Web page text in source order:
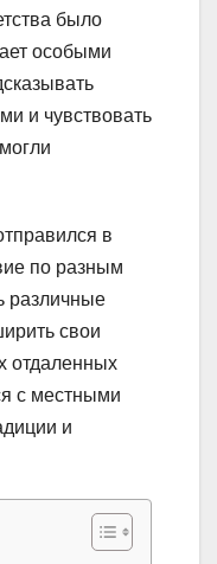
было
особыми
и чувствовать
в
по разным
различные
свои
отдаленных
с местными
и